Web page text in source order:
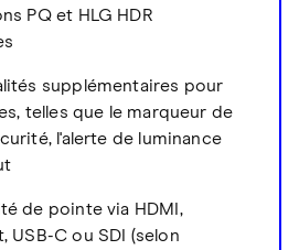
PQ et HLG HDR
supplémentaires pour
telles que le marqueur de
l'alerte de luminance
de pointe via HDMI,
USB-C ou SDI (selon